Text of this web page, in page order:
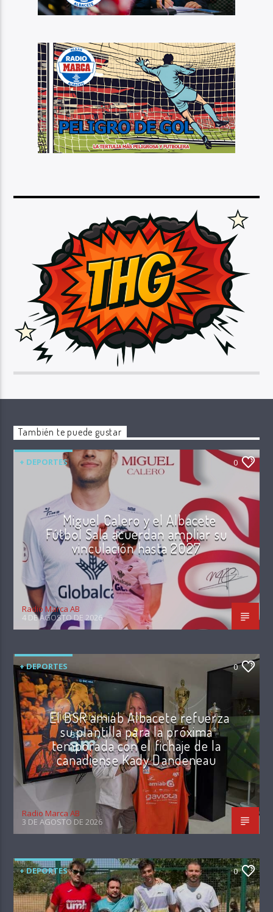
También te puede gustar
+ DEPORTES 0
Miguel Calero y el Albacete
Fútbol Sala acuerdan ampliar su
vinculación hasta 2027
Radio Marca AB
4 DE AGOSTO DE 2026
+ DEPORTES 0
El BSR amiab Albacete refuerza
su plantilla para la próxima
temporada con el fichaje de la
canadiense Kady Dandeneau
Radio Marca AB
3 DE AGOSTO DE 2026
+ DEPORTES 0